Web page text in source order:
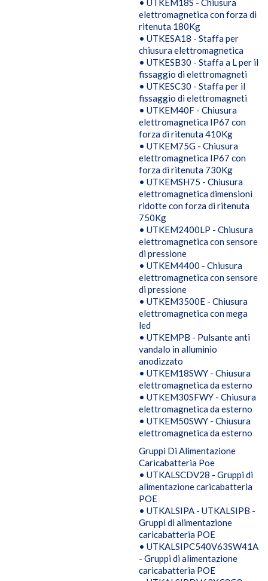
• UTKEM18S - Chiusura
elettromagnetica con forza di
ritenuta 180Kg
• UTKESA18 - Staffa per
chiusura elettromagnetica
• UTKESB30 - Staffa a L per il
fissaggio di elettromagneti
• UTKESC30 - Staffa per il
fissaggio di elettromagneti
• UTKEM40F - Chiusura
elettromagnetica IP67 con
forza di ritenuta 410Kg
• UTKEM75G - Chiusura
elettromagnetica IP67 con
forza di ritenuta 730Kg
• UTKEMSH75 - Chiusura
elettromagnetica dimensioni
ridotte con forza di ritenuta
750Kg
• UTKEM2400LP - Chiusura
elettromagnetica con sensore
di pressione
• UTKEM4400 - Chiusura
elettromagnetica con sensore
di pressione
• UTKEM3500E - Chiusura
elettromagnetica con mega
led
• UTKEMPB - Pulsante anti
vandalo in alluminio
anodizzato
• UTKEM18SWY - Chiusura
elettromagnetica da esterno
• UTKEM30SFWY - Chiusura
elettromagnetica da esterno
• UTKEM50SWY - Chiusura
elettromagnetica da esterno
Gruppi Di Alimentazione
Caricabatteria Poe
• UTKALSCDV28 - Gruppi di
alimentazione caricabatteria
POE
• UTKALSIPA - UTKALSIPB -
Gruppi di alimentazione
caricabatteria POE
• UTKALSIPC540V63SW41A
- Gruppi di alimentazione
caricabatteria POE